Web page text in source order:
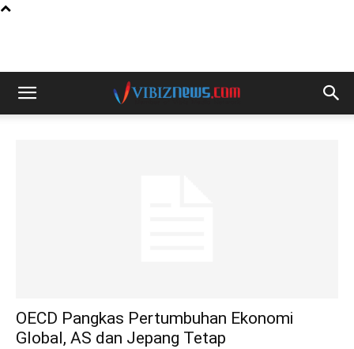
OECD Pangkas Pertumbuhan Ekonomi
Global, AS dan Jepang Tetap